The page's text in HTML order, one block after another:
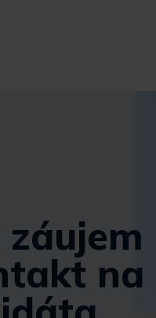
záujem
na